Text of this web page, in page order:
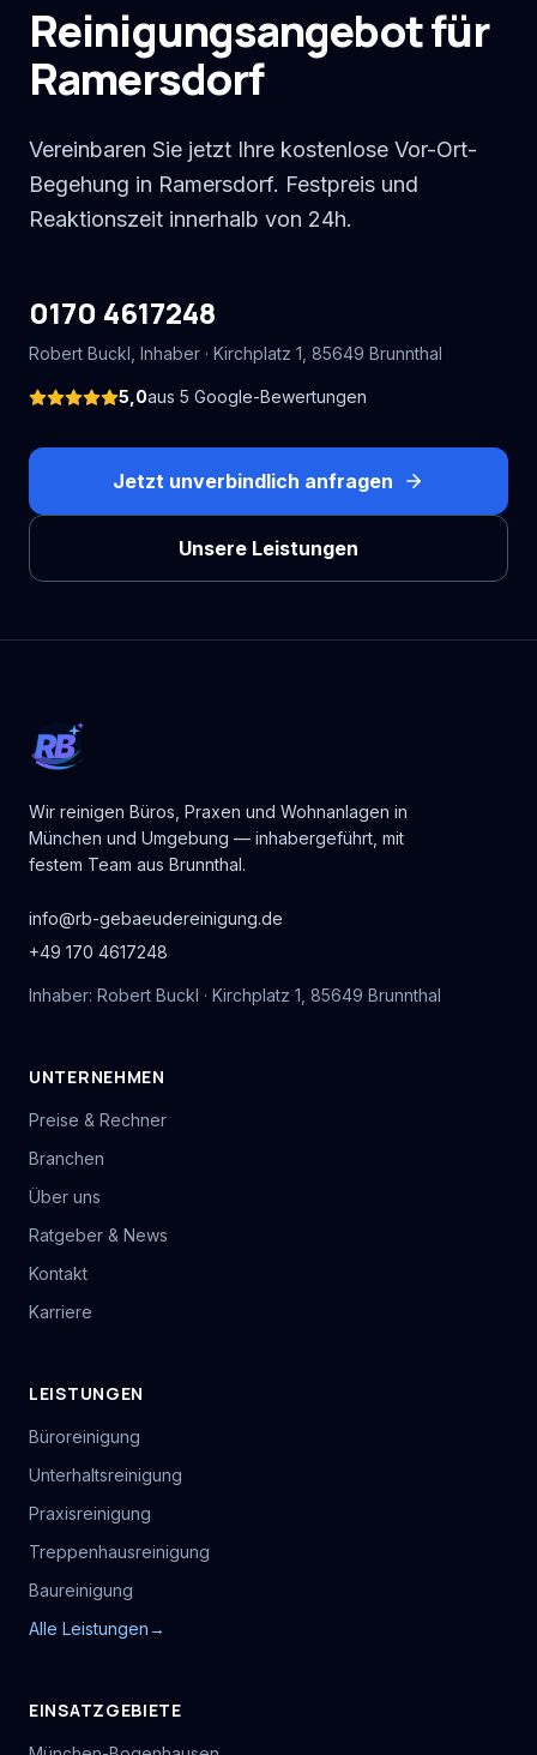
Reinigungsangebot für
Ramersdorf
Vereinbaren Sie jetzt Ihre kostenlose Vor-Ort-
Begehung in Ramersdorf. Festpreis und
Reaktionszeit innerhalb von 24h.
0170 4617248
Robert Buckl , Inhaber · Kirchplatz 1 85649 Brunnthal
5,0aus 5 Google-Bewertungen
Jetzt unverbindlich anfragen
Unsere Leistungen
RB
Wir reinigen Büros, Praxen und Wohnanlagen in
München und Umgebung — inhabergeführt, mit
festem Team aus Brunnthal.
info@rb-gebaeudereinigung.de
+49 170 4617248
Inhaber: Robert Buckl · Kirchplatz 1, 85649 Brunnthal
UNTERNEHMEN
Preise & Rechner
Branchen
Über uns
Ratgeber & News
Kontakt
Karriere
LEISTUNGEN
Büroreinigung
Unterhaltsreinigung
Praxisreinigung
Treppenhausreinigung
Baureinigung
Alle Leistungen→
EINSATZGEBIETE